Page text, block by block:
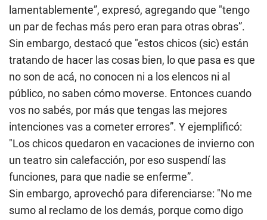
lamentablemente”, expresó, agregando que "tengo
un par de fechas más pero eran para otras obras”.
Sin embargo, destacó que "estos chicos (sic) están
tratando de hacer las cosas bien, lo que pasa es que
no son de acá, no conocen ni a los elencos ni al
público, no saben cómo moverse. Entonces cuando
vos no sabés, por más que tengas las mejores
intenciones vas a cometer errores”. Y ejemplificó:
"Los chicos quedaron en vacaciones de invierno con
un teatro sin calefacción, por eso suspendí las
funciones, para que nadie se enferme”.
Sin embargo, aprovechó para diferenciarse: "No me
sumo al reclamo de los demás, porque como digo